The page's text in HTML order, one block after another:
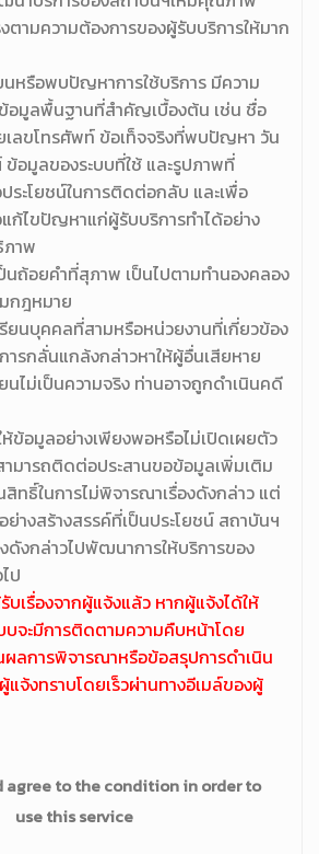
ตามความต้องการของผู้รับบริการให้มาก
นหรือพบปัญหาการใช้บริการ มีความ
ข้อมูลพื้นฐานที่สำคัญเบื้องต้น เช่น ชื่อ
เลขโทรศัพท์ ข้อเท็จจริงที่พบปัญหา วัน
ข้อมูลของระบบที่ใช้ และรูปภาพที่
ระโยชน์ในการติดต่อกลับ และเพื่อ
ก้ไขปัญหาแก่ผู้รับบริการทำได้อย่าง
ภาพ
นถ้อยคำที่สุภาพ เป็นไปตามทำนองคลอง
กฎหมาย
ยนบุคคลที่สามหรือหน่วยงานที่เกี่ยวข้อง
ารกลั่นแกล้งกล่าวหาให้ผู้อื่นเสียหาย
นไม่เป็นความจริง ท่านอาจถูกดำเนินคดี
ข้อมูลอย่างเพียงพอหรือไม่เปิดเผยตัว
มารถติดต่อประสานขอข้อมูลเพิ่มเติม
ทธิ์ในการไม่พิจารณาเรื่องดังกล่าว แต่
ย่างสร้างสรรค์ที่เป็นประโยชน์ สถาบันฯ
ดังกล่าวไปพัฒนาการให้บริการของ
ป
บเรื่องจากผู้แจ้งแล้ว หากผู้แจ้งได้ให้
บจะมีการติดตามความคืบหน้าโดย
ผลการพิจารณาหรือข้อสรุปการดำเนิน
แจ้งทราบโดยเร็วผ่านทางอีเมล์ของผู้
agree to the condition in order to
use this service